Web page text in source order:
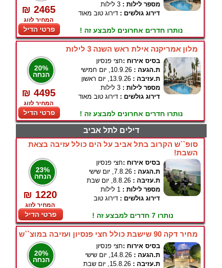
₪ 2465
המחיר לזוג
פרטי הדיל
מספר לילות : 3 לילות
דירוג גולשים : דירוג טוב מאוד
נותרו חדרים אחרונים למבצע זה !
מלון אמריקנה אילת ראש השנה 3 לילות
20%
הנחה
₪ 4495
המחיר לזוג
פרטי הדיל
בסיס אירוח :חצי פנסיון
ת.הגעה : 10.9.26, יום חמישי
ת.עזיבה : 13.9.26, יום ראשון
מספר לילות : 3 לילות
דירוג גולשים : דירוג טוב מאוד
נותרו חדרים אחרונים למבצע זה !
דילים לתל אביב
סופ``ש הקרוב בתל אביב על הים כולל עזיבה בצאת
השבת!
23%
הנחה
₪ 1220
המחיר לזוג
פרטי הדיל
בסיס אירוח :חצי פנסיון
ת.הגעה : 7.8.26, יום שישי
ת.עזיבה : 8.8.26, יום שבת
מספר לילות : 1 לילות
דירוג גולשים : דירוג טוב
נותרו 7 חדרים למבצע זה !
מחיר דקה 90 שישבת כולל חצי פנסיון ועזיבה במוצ``ש
20%
הנחה
בסיס אירוח :חצי פנסיון
ת.הגעה : 14.8.26, יום שישי
ת.עזיבה : 15.8.26, יום שבת